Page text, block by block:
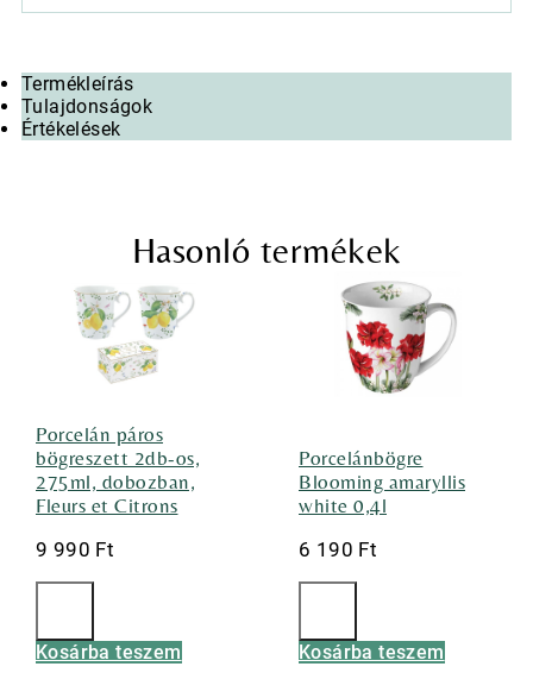
Termékleírás
Tulajdonságok
Értékelések
Hasonló termékek
Porcelán páros
bögreszett 2db-os,
275ml, dobozban,
Fleurs et Citrons
9 990 Ft
Kosárba teszem
Porcelánbögre
Blooming amaryllis
white 0,4l
6 190 Ft
Kosárba teszem